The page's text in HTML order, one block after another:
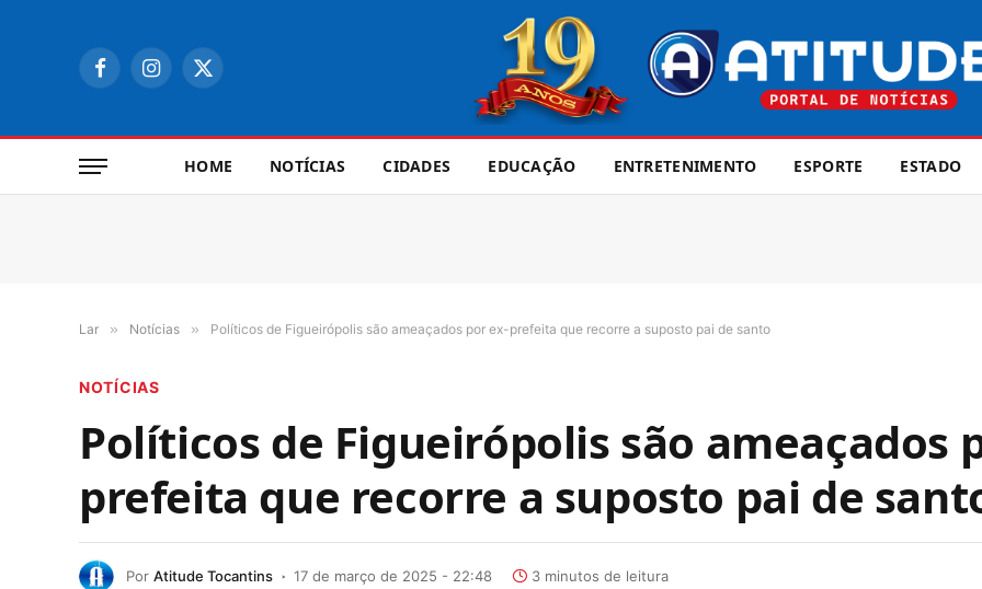
FacebookInstagram
X
HOME NOTÍCIAS CIDADES EDUCAÇÃO ENTRETENIMENTO ESPORTE ESTADO
Lar » Notícias » Políticos de Figueirópolis são ameaçados por ex-prefeita que recorre a suposto pai de santo
NOTÍCIAS
Políticos de Figueirópolis são ameaçados
prefeita que recorre a suposto pai de
Por Atitude Tocantins 17 de março de 2025 - 22:48 3 minutos de leitura